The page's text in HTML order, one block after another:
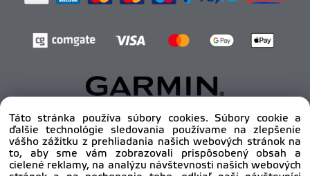
Copyright © 2012 - 2025pro-body.sk, All rights
reserved | DAHA s.r.o.
Táto stránka používa súbory cookies. Súbory cookie a
ďalšie technológie sledovania používame na zlepšenie
vášho zážitku z prehliadania našich webových stránok na
to, aby sme vám zobrazovali prispôsobený obsah a
cielené reklamy, na analýzu návštevnosti našich webových